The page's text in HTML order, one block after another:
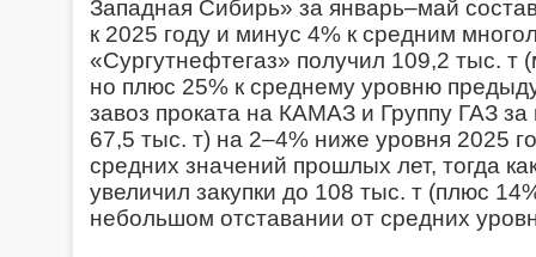
Западная Сибирь» за январь–май
к 2025 году и минус 4% к средним
«Сургутнефтегаз» получил 109,2 тыс. т
но плюс 25% к среднему уровню
завоз проката на КАМАЗ и Группу ГАЗ
67,5 тыс. т) на 2–4% ниже уровня 2025
средних значений прошлых лет, тогда
увеличил закупки до 108 тыс. т (плюс
небольшом отставании от средних